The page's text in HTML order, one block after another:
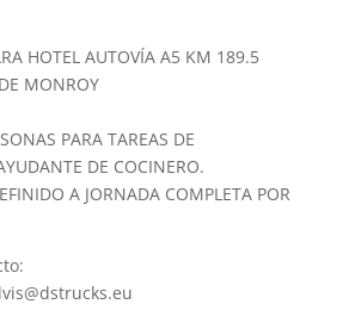
HOTEL AUTOVÍA A5 KM 189.5
MONROY
PARA TAREAS DE
DE COCINERO.
A JORNADA COMPLETA POR